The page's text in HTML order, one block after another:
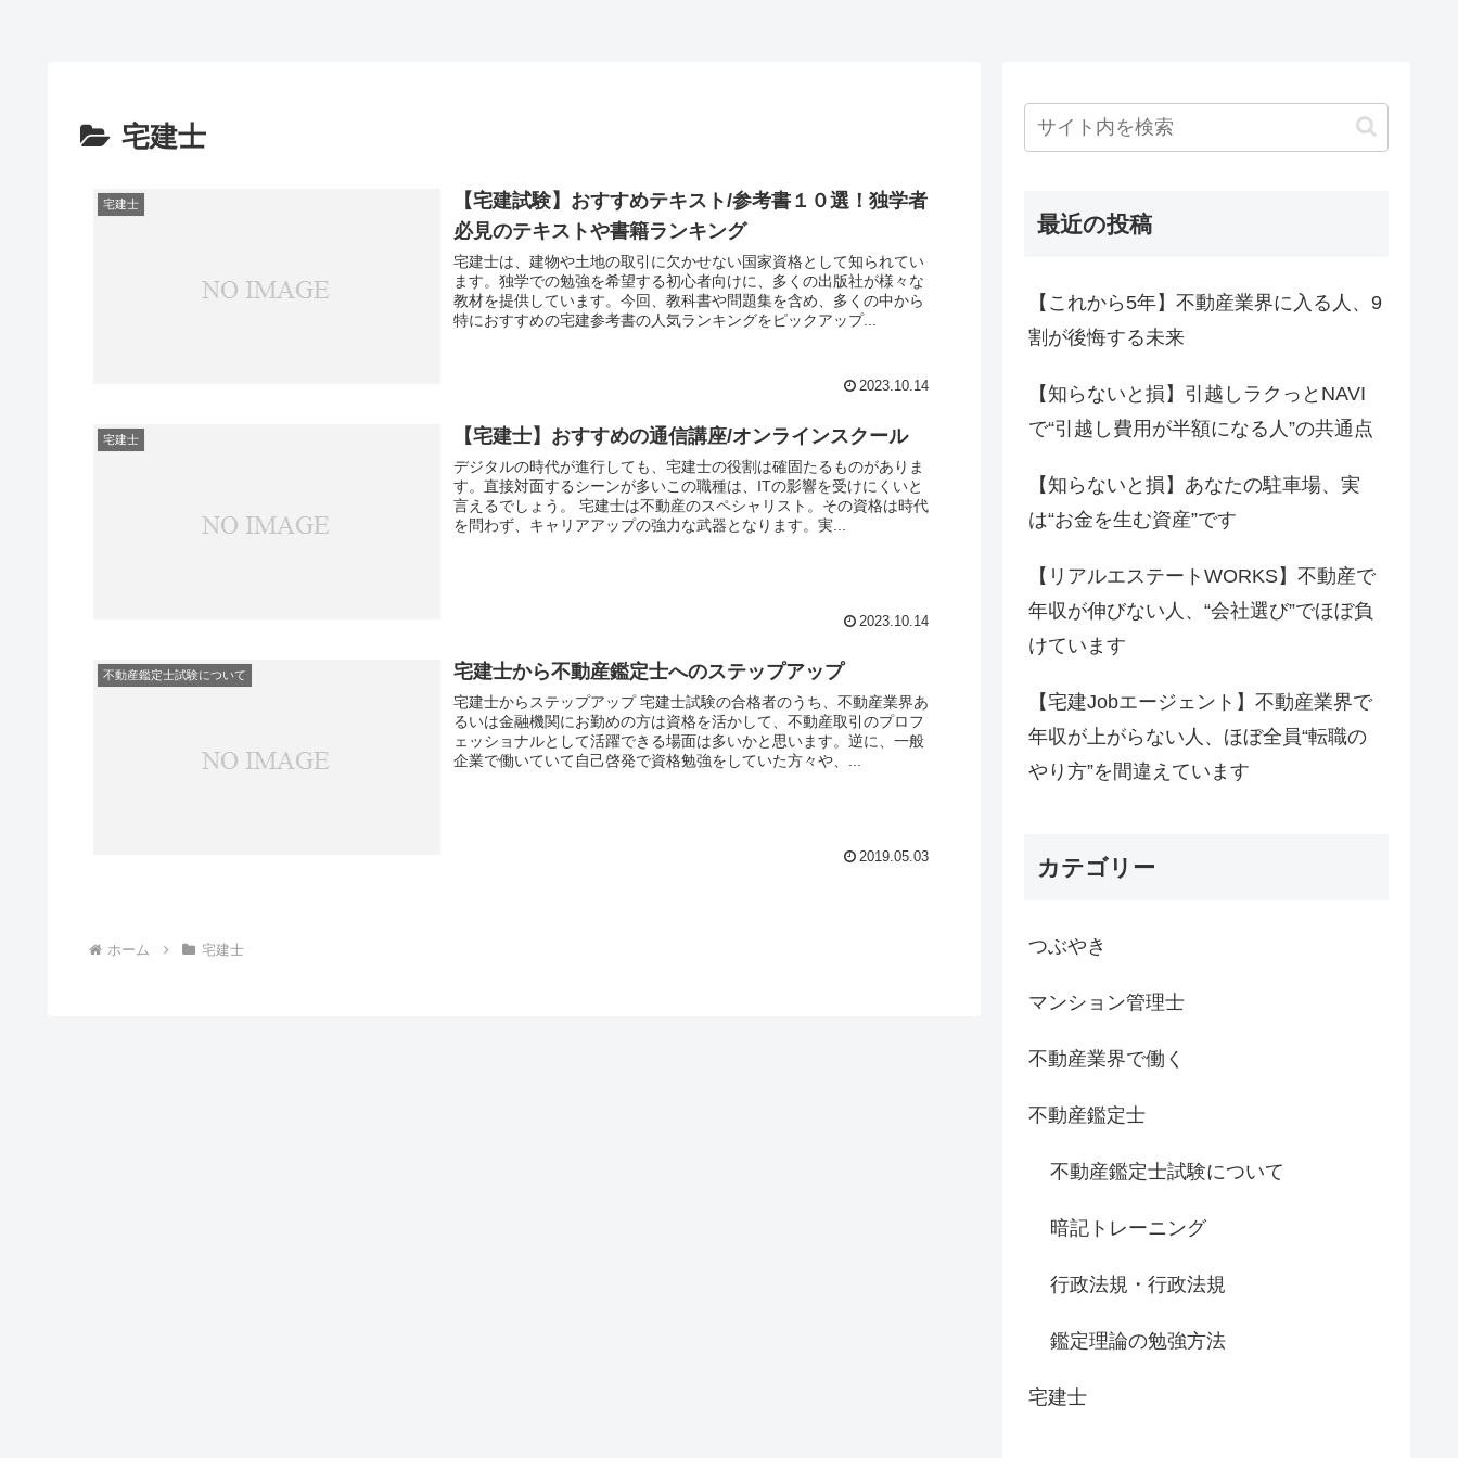
宅建士
宅建士
【宅建試験】おすすめテキスト/参考書１０選！独学者
必見のテキストや書籍ランキング
宅建士は、建物や土地の取引に欠かせない国家資格として知られてい
ます。独学での勉強を希望する初心者向けに、多くの出版社が様々な
教材を提供しています。今回、教科書や問題集を含め、多くの中から
特におすすめの宅建参考書の人気ランキングをピックアップ...
2023.10.14
宅建士 【宅建士】おすすめの通信講座/オンラインスクール
デジタルの時代が進行しても、宅建士の役割は確固たるものがありま
す。直接対面するシーンが多いこの職種は、ITの影響を受けにくいと
言えるでしょう。 宅建士は不動産のスペシャリスト。その資格は時代
を問わず、キャリアアップの強力な武器となります。実...
2023.10.14
不動産鑑定士試験について 宅建士から不動産鑑定士へのステップアップ
宅建士からステップアップ 宅建士試験の合格者のうち、不動産業界あ
るいは金融機関にお勤めの方は資格を活かして、不動産取引のプロフ
ェッショナルとして活躍できる場面は多いかと思います。逆に、一般
企業で働いていて自己啓発で資格勉強をしていた方々や、...
2019.05.03
ホーム 宅建士
最近の投稿
【これから5年】不動産業界に入る人、9
割が後悔する未来
【知らないと損】引越しラクっとNAVI
で“引越し費用が半額になる人”の共通点
【知らないと損】あなたの駐車場、実
は“お金を生む資産”です
【リアルエステートWORKS】不動産で
年収が伸びない人、“会社選び”でほぼ負
けています
【宅建Jobエージェント】不動産業界で
年収が上がらない人、ほぼ全員“転職の
やり方”を間違えています
カテゴリー
つぶやき
マンション管理士
不動産業界で働く
不動産鑑定士
不動産鑑定士試験について
暗記トレーニング
行政法規・行政法規
鑑定理論の勉強方法
宅建士